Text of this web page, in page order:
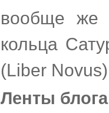
вообще же
кольца
(Liber
Ленты